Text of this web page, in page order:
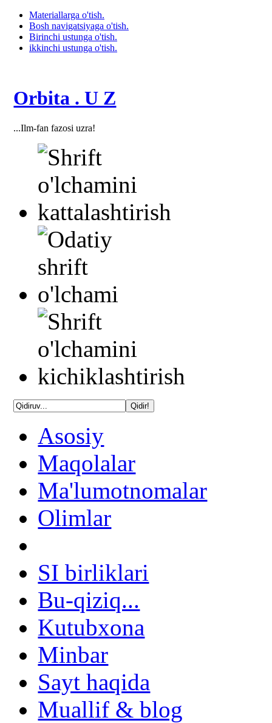
Materiallarga o'tish.
Bosh navigatsiyaga o'tish.
Birinchi ustunga o'tish.
ikkinchi ustunga o'tish.
Orbita . U Z
...Ilm-fan fazosi uzra!
Asosiy
Maqolalar
Ma'lumotnomalar
Olimlar
SI birliklari
Bu-qiziq...
Kutubxona
Minbar
Sayt haqida
Muallif & blog